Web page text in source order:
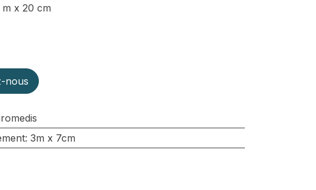
m x 20 cm
nous
: 3m x 7cm